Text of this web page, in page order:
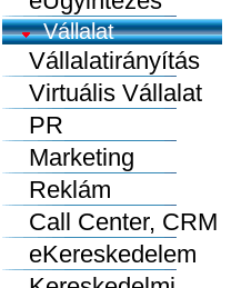
Vállalat
Vállalatirányítás
Virtuális Vállalat
PR
Marketing
Reklám
Call Center, CRM
eKereskedelem